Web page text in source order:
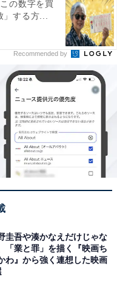
の数字を買
する方...
Recommended by
圭吾や湊かなえだけじゃな
「業と罪」を描く『映画ち
わ』から強く連想した映画